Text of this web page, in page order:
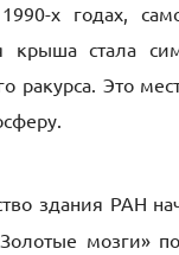
х годах,
крыша стала
ракурса. Это
здания РАН
мозги»